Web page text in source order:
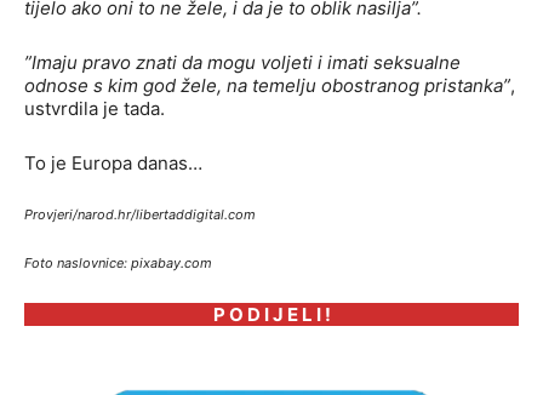
tijelo ako oni to ne žele, i da je to oblik nasilja”.
”Imaju pravo znati da mogu voljeti i imati seksualne
odnose s kim god žele, na temelju obostranog pristanka”,
ustvrdila je tada.
To je Europa danas…
Provjeri/narod.hr/libertaddigital.com
Foto naslovnice: pixabay.com
P O D I J E L I !